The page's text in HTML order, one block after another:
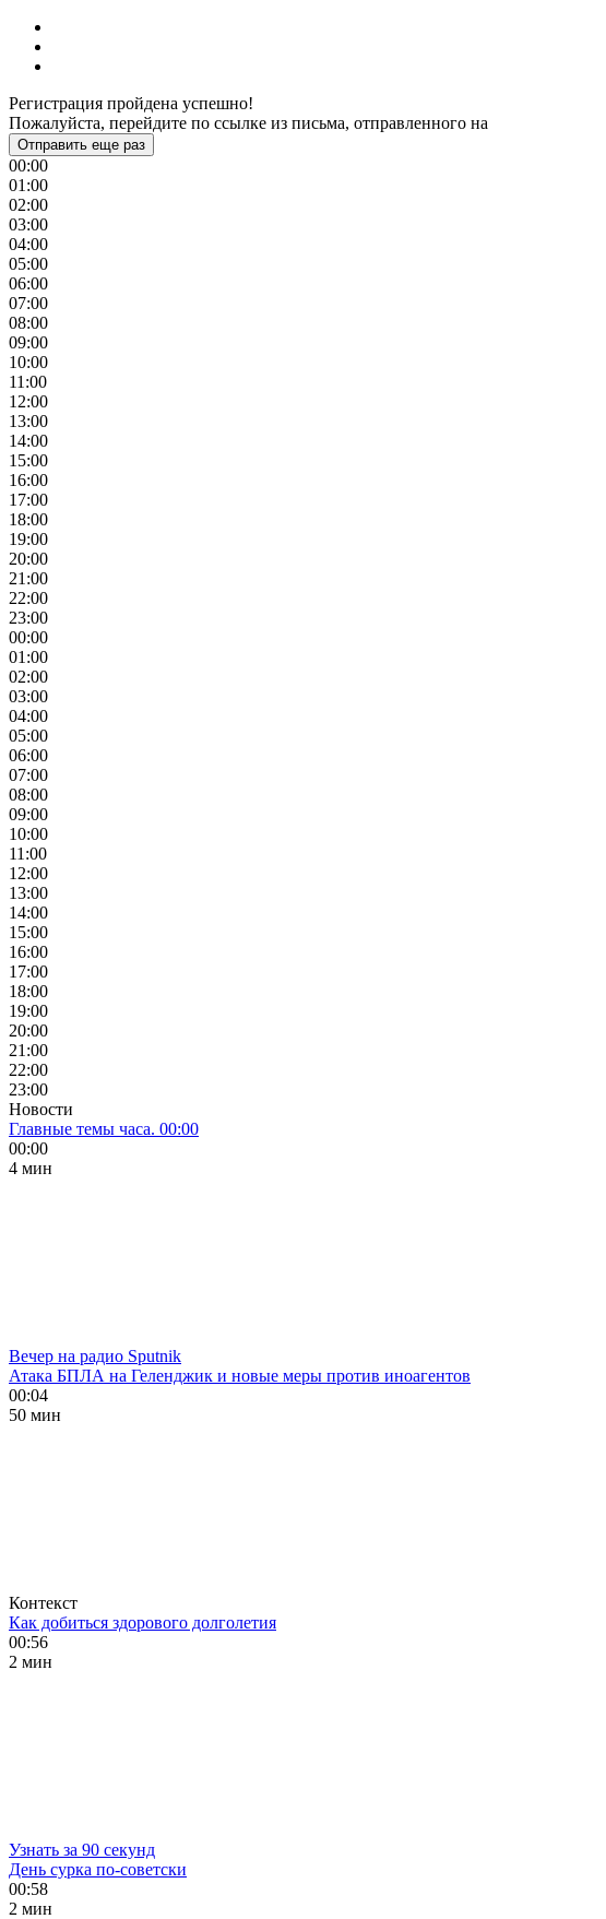
Регистрация пройдена успешно!
Пожалуйста, перейдите по ссылке из письма, отправленного на
Отправить еще раз
00:00
01:00
02:00
03:00
04:00
05:00
06:00
07:00
08:00
09:00
10:00
11:00
12:00
13:00
14:00
15:00
16:00
17:00
18:00
19:00
20:00
21:00
22:00
23:00
00:00
01:00
02:00
03:00
04:00
05:00
06:00
07:00
08:00
09:00
10:00
11:00
12:00
13:00
14:00
15:00
16:00
17:00
18:00
19:00
20:00
21:00
22:00
23:00
Новости
Главные темы часа. 00:00
00:00
4 мин
Вечер на радио Sputnik
Атака БПЛА на Геленджик и новые меры против иноагентов
00:04
50 мин
Контекст
Как добиться здорового долголетия
00:56
2 мин
Узнать за 90 секунд
День сурка по-советски
00:58
2 мин